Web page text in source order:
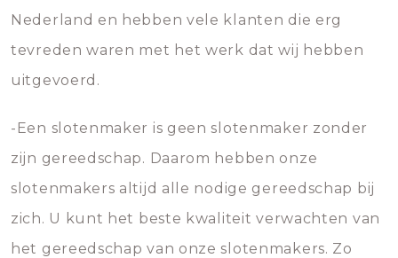
Nederland en hebben vele klanten die erg
tevreden waren met het werk dat wij hebben
uitgevoerd.
-Een slotenmaker is geen slotenmaker zonder
zijn gereedschap. Daarom hebben onze
slotenmakers altijd alle nodige gereedschap bij
zich. U kunt het beste kwaliteit verwachten van
het gereedschap van onze slotenmakers. Zo